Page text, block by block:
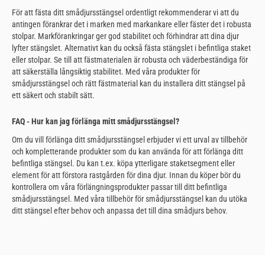
För att fästa ditt smådjursstängsel ordentligt rekommenderar vi att du
antingen förankrar det i marken med markankare eller fäster det i robusta
stolpar. Markförankringar ger god stabilitet och förhindrar att dina djur
lyfter stängslet. Alternativt kan du också fästa stängslet i befintliga staket
eller stolpar. Se till att fästmaterialen är robusta och väderbeständiga för
att säkerställa långsiktig stabilitet. Med våra produkter för
smådjursstängsel och rätt fästmaterial kan du installera ditt stängsel på
ett säkert och stabilt sätt.
FAQ - Hur kan jag förlänga mitt smådjursstängsel?
Om du vill förlänga ditt smådjursstängsel erbjuder vi ett urval av tillbehör
och kompletterande produkter som du kan använda för att förlänga ditt
befintliga stängsel. Du kan t.ex. köpa ytterligare staketsegment eller
element för att förstora rastgården för dina djur. Innan du köper bör du
kontrollera om våra förlängningsprodukter passar till ditt befintliga
smådjursstängsel. Med våra tillbehör för smådjursstängsel kan du utöka
ditt stängsel efter behov och anpassa det till dina smådjurs behov.